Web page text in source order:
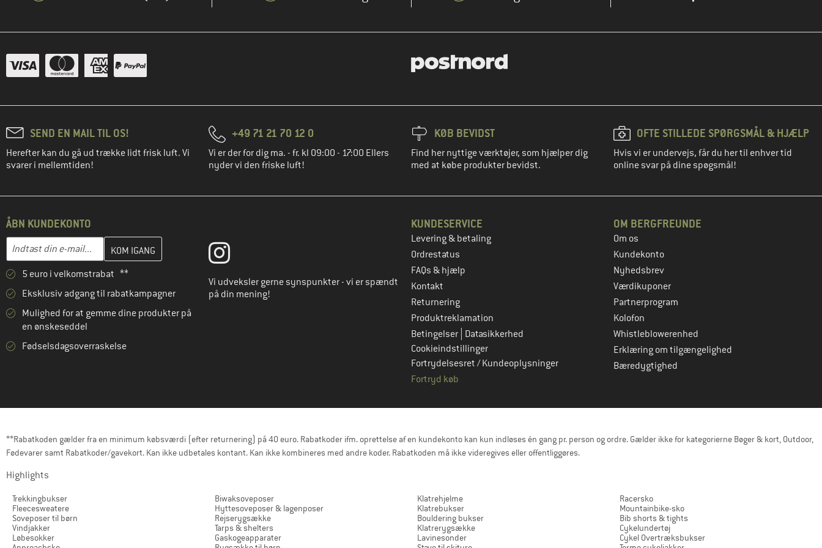
SEND EN MAIL TIL OS!
Herefter kan du gå ud trække lidt frisk luft. Vi
svarer i mellemtiden!
+49 71 21 70 12 0
Vi er der for dig ma. - fr. kl 09:00 - 17:00 Ellers
nyder vi den friske luft!
KØB BEVIDST
Find her nyttige værktøjer, som hjælper dig
med at købe produkter bevidst.
OFTE STILLEDE SPØRGSMÅL & HJÆLP
Hvis vi er undervejs, får du her til enhver tid
online svar på dine spøgsmål!
ÅBN KUNDEKONTO
E-mail-adresse
Indtast din e-mailadresse her, og opret i næste trin din kundekonto
5 euro i velkomstrabat **
Eksklusiv adgang til rabatkampagner
Mulighed for at gemme dine produkter på
en ønskeseddel
Fødselsdagsoverraskelse
Vi udveksler gerne synspunkter - vi er spændt
på din mening!
KUNDESERVICE
Levering & betaling
Ordrestatus
FAQs & hjælp
Kontakt
Returnering
Produktreklamation
Betingelser Datasikkerhed
Cookieindstillinger
Fortrydelsesret / Kundeoplysninger
Fortryd køb
OM BERGFREUNDE
Om os
Kundekonto
Nyhedsbrev
Værdikuponer
Partnerprogram
Kolofon
Whistleblowerenhed
Erklæring om tilgængelighed
Bæredygtighed
**Rabatkoden gælder fra en minimum købsværdi (efter returnering) på 40 euro. Rabatkoder ifm. oprettelse af en kundekonto kan kun indløses én gang pr. person og ordre. Gælder ikke for kategorierne Bøger & kort, Outdoor,
Fødevarer samt Rabatkoder/gavekort. Kan ikke udbetales kontant. Kan ikke kombineres med andre koder. Rabatkoden må ikke videregives eller offentliggøres.
Highlights
Trekkingbukser
Fleecesweatere
Soveposer til børn
Vindjakker
Løbesokker
Biwaksoveposer
Hyttesoveposer & lagenposer
Rejserygsække
Tarps & shelters
Gaskogeapparater
Klatrehjelme
Klatrebukser
Bouldering bukser
Klatrerygsække
Lavinesonder
Racersko
Mountainbike-sko
Bib shorts & tights
Cykelundertøj
Cykel Overtræksbukser